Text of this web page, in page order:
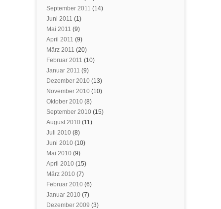
September 2011 (14)
Juni 2011 (1)
Mai 2011 (9)
April 2011 (9)
März 2011 (20)
Februar 2011 (10)
Januar 2011 (9)
Dezember 2010 (13)
November 2010 (10)
Oktober 2010 (8)
September 2010 (15)
August 2010 (11)
Juli 2010 (8)
Juni 2010 (10)
Mai 2010 (9)
April 2010 (15)
März 2010 (7)
Februar 2010 (6)
Januar 2010 (7)
Dezember 2009 (3)